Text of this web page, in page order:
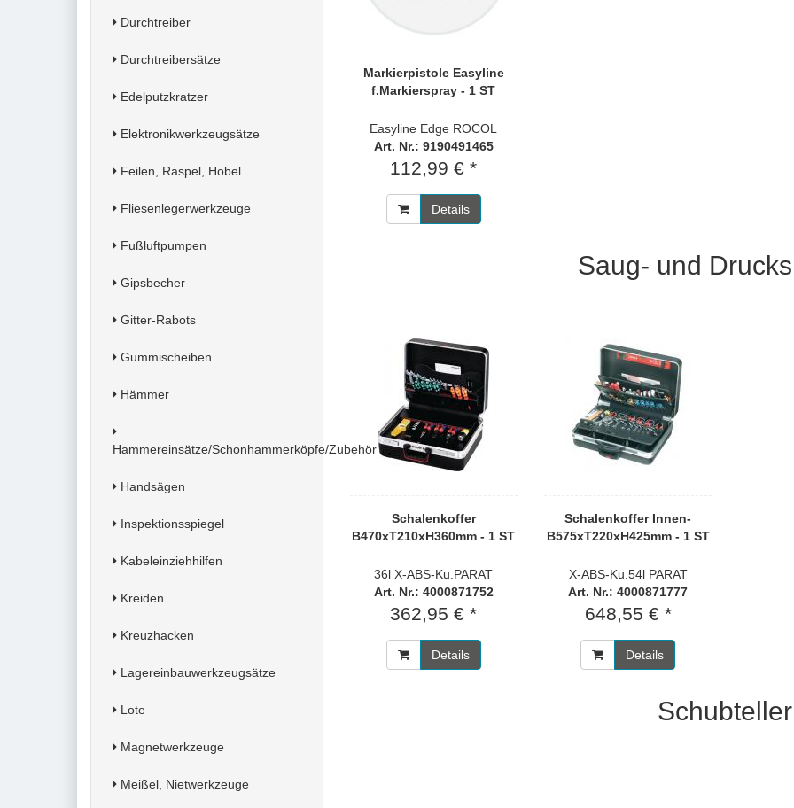
Durchtreiber
Durchtreibersätze
Edelputzkratzer
Elektronikwerkzeugsätze
Feilen, Raspel, Hobel
Fliesenlegerwerkzeuge
Fußluftpumpen
Gipsbecher
Gitter-Rabots
Gummischeiben
Hämmer
Hammereinsätze/Schonhammerköpfe/Zubehör
Handsägen
Inspektionsspiegel
Kabeleinziehhilfen
Kreiden
Kreuzhacken
Lagereinbauwerkzeugsätze
Lote
Magnetwerkzeuge
Meißel, Nietwerkzeuge
Markierpistole Easyline
f.Markierspray - 1 ST
Easyline Edge ROCOL
Art. Nr.: 9190491465
112,99 € *
Details
Saug- und
Schalenkoffer
B470xT210xH360mm - 1 ST
36l X-ABS-Ku.PARAT
Art. Nr.: 4000871752
362,95 € *
Details
Schalenkoffer Innen-
B575xT220xH425mm - 1 ST
X-ABS-Ku.54l PARAT
Art. Nr.: 4000871777
648,55 € *
Details
Schubteller